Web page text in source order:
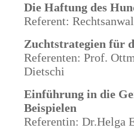
Die Haftung des
Referent:
Zuchtstrategien für
Referenten: Prof.
Dietschi
Einführung in die
Beispielen
Referentin: Dr.Helga